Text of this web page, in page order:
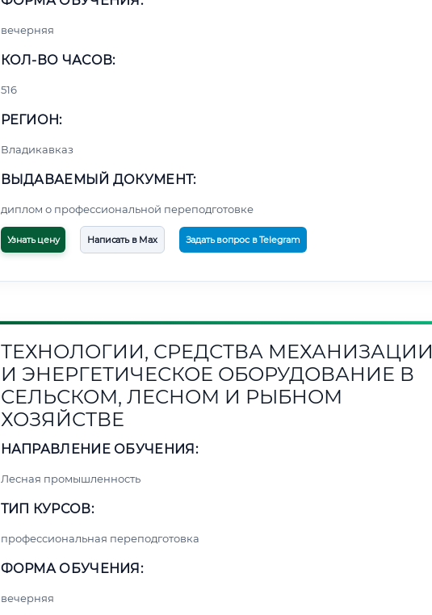
вечерняя
КОЛ-ВО ЧАСОВ:
516
РЕГИОН:
Владикавказ
ВЫДАВАЕМЫЙ ДОКУМЕНТ:
диплом о профессиональной переподготовке
Узнать цену Написать в Max Задать вопрос в Telegram
ТЕХНОЛОГИИ, СРЕДСТВА МЕХАНИЗАЦИИ
И ЭНЕРГЕТИЧЕСКОЕ ОБОРУДОВАНИЕ В
СЕЛЬСКОМ, ЛЕСНОМ И РЫБНОМ
ХОЗЯЙСТВЕ
НАПРАВЛЕНИЕ ОБУЧЕНИЯ:
Лесная промышленность
ТИП КУРСОВ:
профессиональная переподготовка
ФОРМА ОБУЧЕНИЯ:
вечерняя